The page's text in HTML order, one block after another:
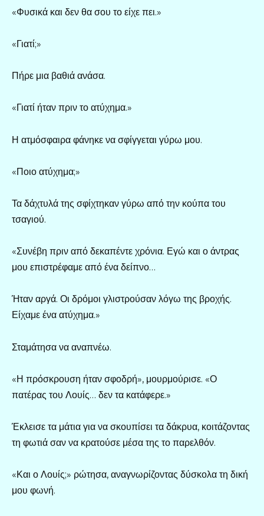
«Φυσικά και δεν θα σου το είχε πει.»
«Γιατί;»
Πήρε μια βαθιά ανάσα.
«Γιατί ήταν πριν το ατύχημα.»
Η ατμόσφαιρα φάνηκε να σφίγγεται γύρω μου.
«Ποιο ατύχημα;»
Τα δάχτυλά της σφίχτηκαν γύρω από την κούπα του
τσαγιού.
«Συνέβη πριν από δεκαπέντε χρόνια. Εγώ και ο άντρας
μου επιστρέφαμε από ένα δείπνο…
Ήταν αργά. Οι δρόμοι γλιστρούσαν λόγω της βροχής.
Είχαμε ένα ατύχημα.»
Σταμάτησα να αναπνέω.
«Η πρόσκρουση ήταν σφοδρή», μουρμούρισε. «Ο
πατέρας του Λουίς… δεν τα κατάφερε.»
Έκλεισε τα μάτια για να σκουπίσει τα δάκρυα, κοιτάζοντας
τη φωτιά σαν να κρατούσε μέσα της το παρελθόν.
«Και ο Λουίς;» ρώτησα, αναγνωρίζοντας δύσκολα τη δική
μου φωνή.